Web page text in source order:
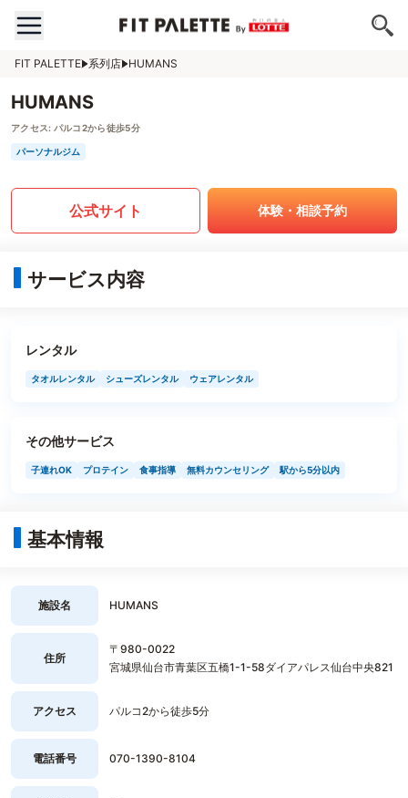
FIT PALETTE 系列店 HUMANS
HUMANS
アクセス: パルコ2から徒歩5分
パーソナルジム
公式サイト 体験・相談予約
サービス内容
レンタル
タオルレンタル シューズレンタル ウェアレンタル
その他サービス
子連れOK プロテイン 食事指導 無料カウンセリング 駅から5分以内
基本情報
施設名 HUMANS
住所
〒980-0022
宮城県仙台市青葉区五橋1-1-58ダイアパレス仙台中央821
アクセス パルコ2から徒歩5分
電話番号 070-1390-8104